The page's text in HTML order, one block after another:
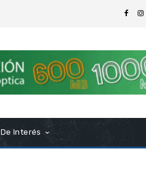
De Interés